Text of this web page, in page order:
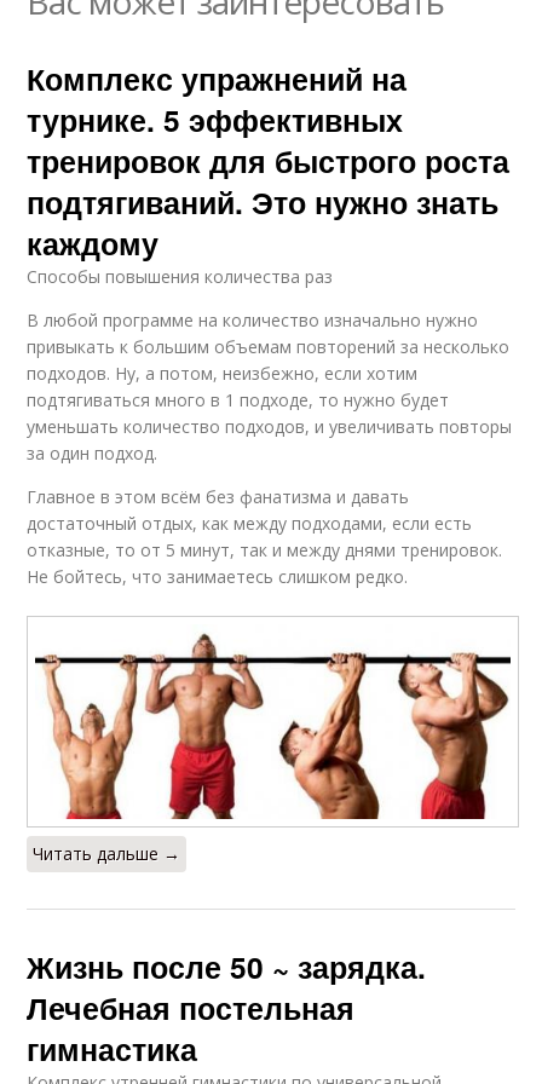
Комплекс упражнений на
турнике. 5 эффективных
тренировок для быстрого роста
подтягиваний. Это нужно знать
каждому
Способы повышения количества раз
В любой программе на количество изначально нужно
привыкать к большим объемам повторений за несколько
подходов. Ну, а потом, неизбежно, если хотим
подтягиваться много в 1 подходе, то нужно будет
уменьшать количество подходов, и увеличивать повторы
за один подход.
Главное в этом всём без фанатизма и давать
достаточный отдых, как между подходами, если есть
отказные, то от 5 минут, так и между днями тренировок.
Не бойтесь, что занимаетесь слишком редко.
Читать дальше →
Жизнь после 50 ~ зарядка.
Лечебная постельная
гимнастика